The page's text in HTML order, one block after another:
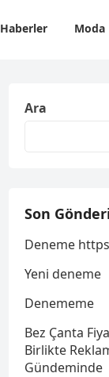
Haberler Moda
Ara
Son
Deneme
Yeni deneme
Denememe
Bez Çanta
Birlikte
Gündeminde